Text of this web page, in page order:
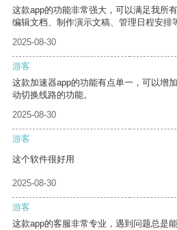
这款app的功能非常强大，可以满足我所
编辑文档、制作演示文稿、管理日程安排
2025-08-30
游客
这款加速器app的功能有点单一，可以增
动切换线路的功能。
2025-08-30
游客
这个软件很好用
2025-08-30
游客
这款app的客服非常专业，遇到问题总是